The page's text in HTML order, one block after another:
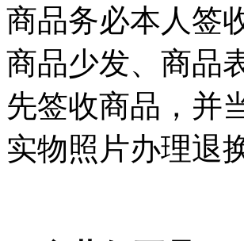
商品务必本人签
商品少发、商品
先签收商品，并
实物照片办理退